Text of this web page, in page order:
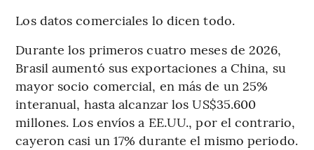
Los datos comerciales lo dicen todo.
Durante los primeros cuatro meses de 2026,
Brasil aumentó sus exportaciones a China, su
mayor socio comercial, en más de un 25%
interanual, hasta alcanzar los US$35.600
millones. Los envíos a EE.UU., por el contrario,
cayeron casi un 17% durante el mismo periodo.